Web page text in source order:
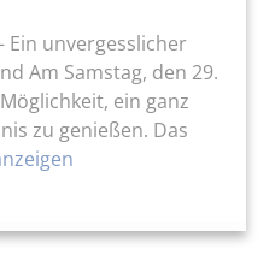
Ein unvergesslicher
Am Samstag, den 29.
ein ganz
zu genießen. Das